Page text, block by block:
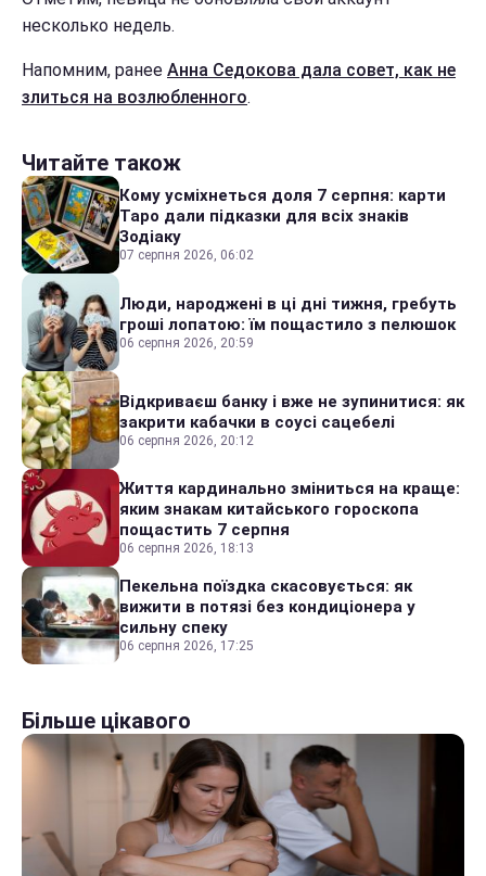
несколько недель.
Напомним, ранее Анна Cедокова дала совет, как не
злиться на возлюбленного.
Читайте також
Кому усміхнеться доля 7 серпня: карти
Таро дали підказки для всіх знаків
Зодіаку
07 серпня 2026, 06:02
Люди, народжені в ці дні тижня, гребуть
гроші лопатою: їм пощастило з пелюшок
06 серпня 2026, 20:59
Відкриваєш банку і вже не зупинитися: як
закрити кабачки в соусі сацебелі
06 серпня 2026, 20:12
Життя кардинально зміниться на краще:
яким знакам китайського гороскопа
пощастить 7 серпня
06 серпня 2026, 18:13
Пекельна поїздка скасовується: як
вижити в потязі без кондиціонера у
сильну спеку
06 серпня 2026, 17:25
Більше цікавого